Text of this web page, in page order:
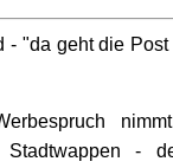
- "da geht die
Stadtwappen -